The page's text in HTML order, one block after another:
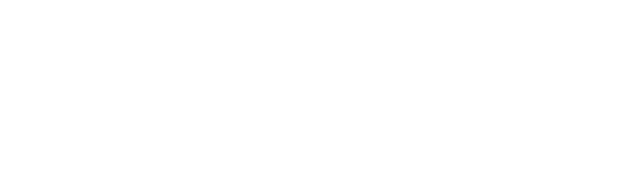
il nostro portfolio completo.